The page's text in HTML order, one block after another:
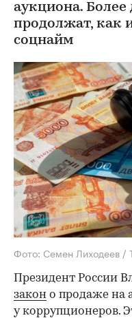
аукциона.
продолжат, как
соцнайм
Фото: Семен Лиходеев /
Президент России
закон о продаже на
у коррупционеров.